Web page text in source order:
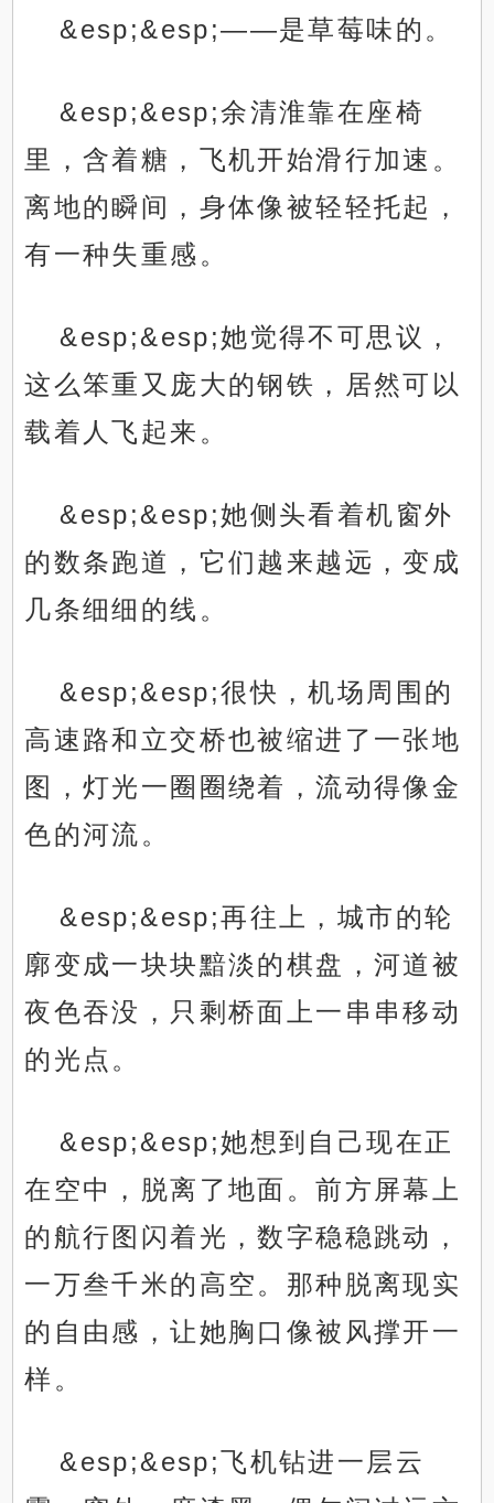
&esp;&esp;——是草莓味的。
&esp;&esp;余清淮靠在座椅
里，含着糖，飞机开始滑行加速。
离地的瞬间，身体像被轻轻托起，
有一种失重感。
&esp;&esp;她觉得不可思议，
这么笨重又庞大的钢铁，居然可以
载着人飞起来。
&esp;&esp;她侧头看着机窗外
的数条跑道，它们越来越远，变成
几条细细的线。
&esp;&esp;很快，机场周围的
高速路和立交桥也被缩进了一张地
图，灯光一圈圈绕着，流动得像金
色的河流。
&esp;&esp;再往上，城市的轮
廓变成一块块黯淡的棋盘，河道被
夜色吞没，只剩桥面上一串串移动
的光点。
&esp;&esp;她想到自己现在正
在空中，脱离了地面。前方屏幕上
的航行图闪着光，数字稳稳跳动，
一万叁千米的高空。那种脱离现实
的自由感，让她胸口像被风撑开一
样。
&esp;&esp;飞机钻进一层云